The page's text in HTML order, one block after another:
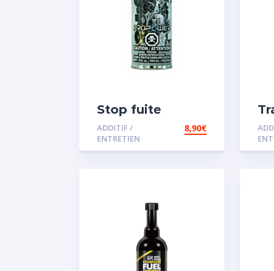
Stop fuite
moteur
ADDITIF /
ENTRETIEN
8,90€